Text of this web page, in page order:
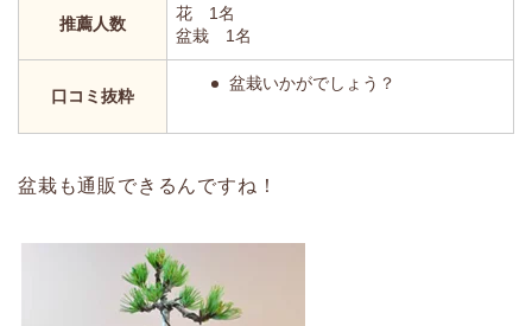
推薦人数
花 1名
盆栽 1名
口コミ抜粋
盆栽いかがでしょう？
盆栽も通販できるんですね！